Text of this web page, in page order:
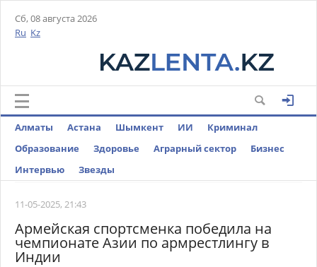
Сб, 08 августа 2026
Ru Kz
Алматы Астана Шымкент ИИ
Криминал
Образование
Здоровье Аграрный сектор
Бизнес
Интервью
Звезды
11-05-2025, 21:43
Армейская спортсменка победила на
чемпионате Азии по армрестлингу в
Индии